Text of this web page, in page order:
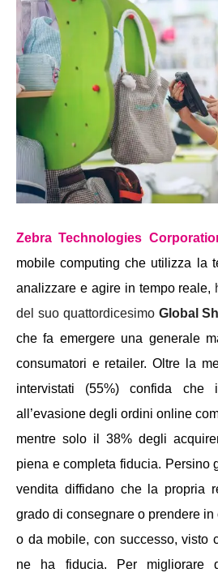
Zebra Technologies
mobile computing che utilizza la
analizzare e agire in tempo reale,
del suo quattordicesimo Global
che fa emergere una generale
consumatori e retailer. Oltre la
intervistati (55%) confida che
all’evasione degli ordini online
mentre solo il 38% degli
piena e completa fiducia. Persino
vendita diffidano che la propria
grado di consegnare o prendere
o da mobile, con successo, visto
ne ha fiducia. Per migliorare